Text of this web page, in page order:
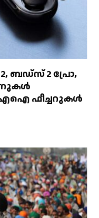
ബഡ്‌സ് 2 പ്രോ,
എഐ ഫീച്ചറുകൾ